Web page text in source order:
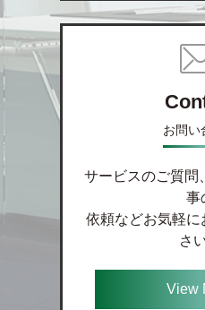
お問い
サービスのご質問
事
依頼などお気軽
さ
View